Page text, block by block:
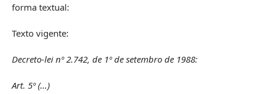
forma textual:
Texto vigente:
Decreto-lei nº 2.742, de 1º de setembro de 1988:
Art. 5º (…)